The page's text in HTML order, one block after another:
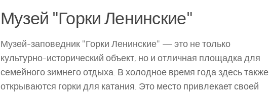
Музей "Горки Ленинские"
Музей-заповедник "Горки Ленинские" — это не только
культурно-исторический объект, но и отличная площадка для
семейного зимнего отдыха. В холодное время года здесь также
открываются горки для катания. Это место привлекает своей